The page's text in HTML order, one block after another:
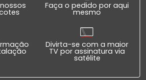
Faça o pedido por aqui
mesmo
Divirta-se com a maior
TV por assinatura via
satélite